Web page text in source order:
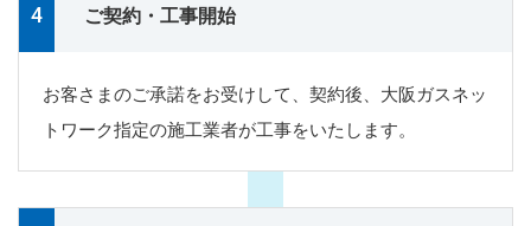
ご契約・工事開始
お客さまのご承諾をお受けして、契約後、大阪ガスネッ
トワーク指定の施工業者が工事をいたします。